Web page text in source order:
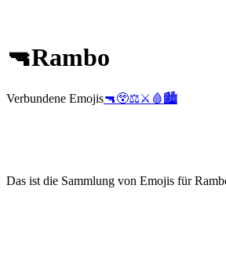
🔫Rambo
Verbundene Emojis🔫😲⚖️⚔️ 🩸🏙️
Das ist die Sammlung von Emojis für